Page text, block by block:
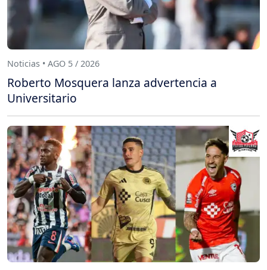
Noticias • AGO 5 / 2026
Roberto Mosquera lanza advertencia a
Universitario